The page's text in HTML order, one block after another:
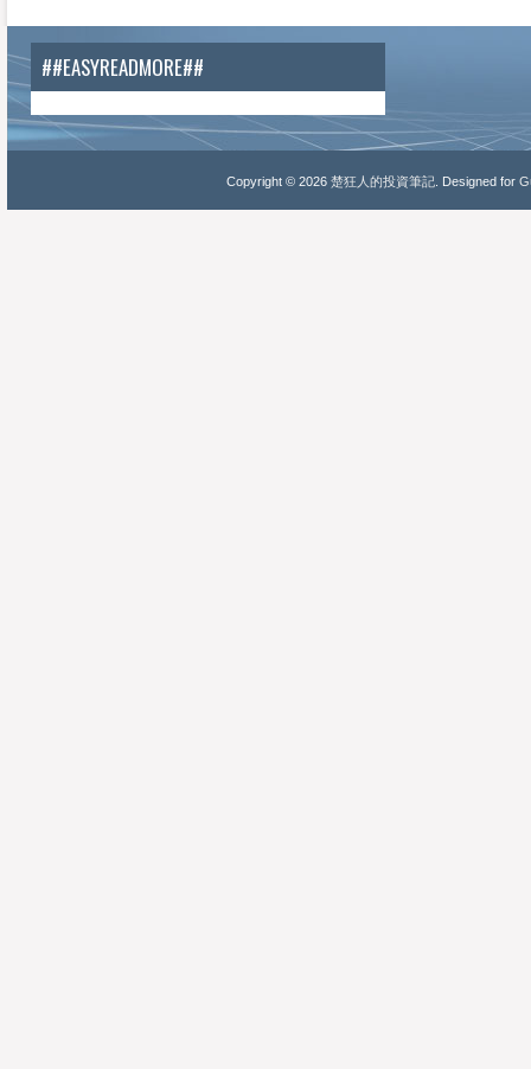
##EASYREADMORE##
Copyright © 2026 楚狂人的投資筆記. Designed for